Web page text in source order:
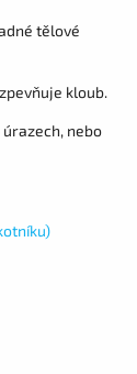
tělové
kloub.
nebo